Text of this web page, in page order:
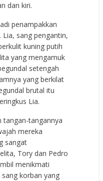
dan kiri.
penampakkan
sang pengantin,
kuning putih
yang mengamuk
setengah
yang berkilat
brutal itu
Lia.
tangan-tangannya
mereka
sangat
Tory dan Pedro
menikmati
korban yang